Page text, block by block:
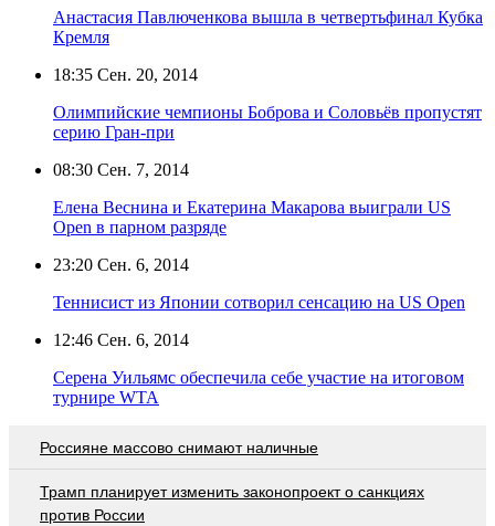
Анастасия Павлюченкова вышла в четвертьфинал Кубка
Кремля
18:35 Сен. 20, 2014
Олимпийские чемпионы Боброва и Соловьёв пропустят
серию Гран-при
08:30 Сен. 7, 2014
Елена Веснина и Екатерина Макарова выиграли US
Open в парном разряде
23:20 Сен. 6, 2014
Теннисист из Японии сотворил сенсацию на US Open
12:46 Сен. 6, 2014
Серена Уильямс обеспечила себе участие на итоговом
турнире WTA
Россияне массово снимают наличные
Трамп планирует изменить законопроект о санкциях
против России